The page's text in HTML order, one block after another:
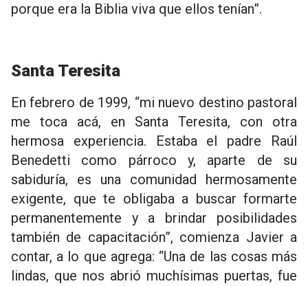
porque era la Biblia viva que ellos tenían”.
Santa Teresita
En febrero de 1999, “mi nuevo destino pastoral
me toca acá, en Santa Teresita, con otra
hermosa experiencia. Estaba el padre Raúl
Benedetti como párroco y, aparte de su
sabiduría, es una comunidad hermosamente
exigente, que te obligaba a buscar formarte
permanentemente y a brindar posibilidades
también de capacitación”, comienza Javier a
contar, a lo que agrega: “Una de las cosas más
lindas, que nos abrió muchísimas puertas, fue